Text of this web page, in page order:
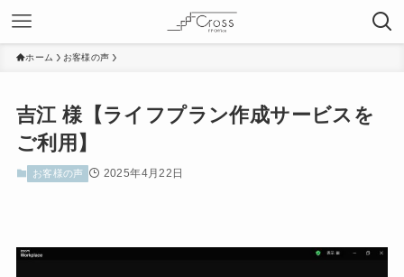
ホーム お客様の声
吉江 様【ライフプラン作成サービスを
ご利用】
お客様の声 2025年4月22日